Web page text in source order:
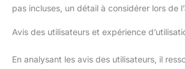
peut être
place et, grâce
est facile à
pas incluses, un détail à considérer lors de
Avis des utilisateurs et expérience
En analysant les avis des utilisateurs, il